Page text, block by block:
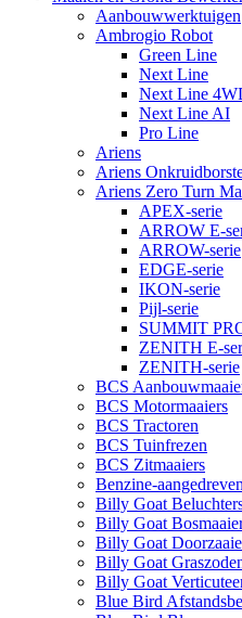
Aanbouwwerktuigen
Ambrogio Robot
Green Line
Next Line
Next Line
Next Line AI
Pro Line
Ariens
Ariens
Ariens Zero Turn
APEX-serie
ARROW E-
ARROW-serie
EDGE-serie
IKON-serie
Pijl-serie
SUMMIT
ZENITH E-
ZENITH-serie
BCS
BCS Motormaaiers
BCS Tractoren
BCS Tuinfrezen
BCS Zitmaaiers
Benzine-
Billy Goat
Billy Goat
Billy Goat
Billy Goat
Billy Goat
Blue Bird